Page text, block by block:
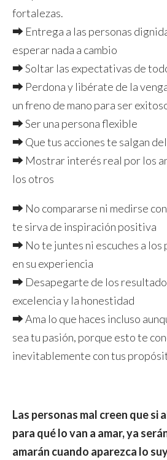
fortalezas.
⮕ Entrega a las personas
esperar nada a cambio
⮕ Soltar las expectativas de
⮕ Perdona y libérate de la
un freno de mano para ser
⮕ Ser una persona flexible
⮕ Que tus acciones te salgan
⮕ Mostrar interés real por los
los otros
⮕ No compararse ni medirse
te sirva de inspiración positiva
⮕ No te juntes ni escuches a los
en su experiencia
⮕ Desapegarte de los
excelencia y la honestidad
⮕ Ama lo que haces incluso
sea tu pasión, porque esto te
inevitablemente con tus
Las personas mal creen que si
para qué lo van a amar, ya
amarán cuando aparezca lo